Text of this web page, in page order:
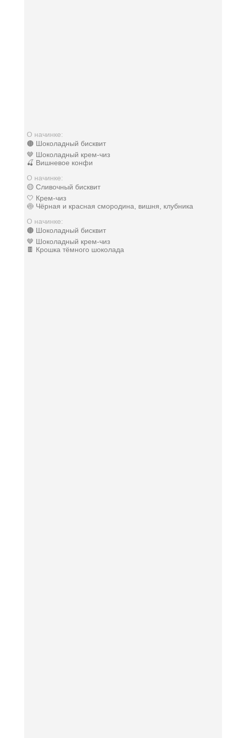
О начинке:
🟤 Шоколадный бисквит
🤎 Шоколадный крем-чиз
🍒 Вишневое конфи
О начинке:
🟡 Сливочный бисквит
🤍 Крем-чиз
🍥 Чёрная и красная смородина, вишня, клубника
О начинке:
🟤 Шоколадный бисквит
🤎 Шоколадный крем-чиз
🍫 Крошка тёмного шоколада